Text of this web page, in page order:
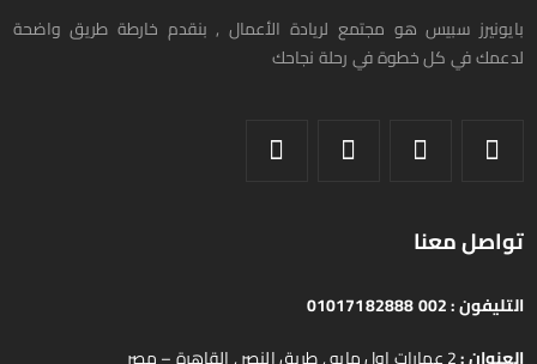
بايونيرز سبيس هو مجتمع لريادة الأعمال , بنقدم خارطة طريق واضحة
لدعمك في كل خطوة في رحلة نجاحك
تواصل معنا
التليفون :002 01017182888